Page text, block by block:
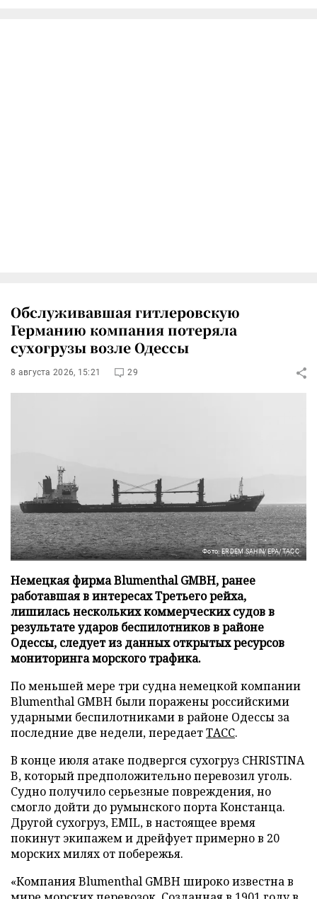
Обслуживавшая гитлеровскую
Германию компания потеряла
сухогрузы возле Одессы
8 августа 2026, 15:21 29
Фото: ERDEM SAHIN/EPA/ТАСС
Немецкая фирма Blumenthal GMBH, ранее
работавшая в интересах Третьего рейха,
лишилась нескольких коммерческих судов в
результате ударов беспилотников в районе
Одессы, следует из данных открытых ресурсов
мониторинга морского трафика.
По меньшей мере три судна немецкой компании
Blumenthal GMBH были поражены российскими
ударными беспилотниками в районе Одессы за
последние две недели, передаетТАСС.
В конце июля атаке подвергся сухогруз CHRISTINA
B, который предположительно перевозил уголь.
Судно получило серьезные повреждения, но
смогло дойти до румынского порта Констанца.
Другой сухогруз, EMIL, в настоящее время
покинут экипажем и дрейфует примерно в 20
морских милях от побережья.
«Компания Blumenthal GMBH широко известна в